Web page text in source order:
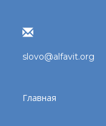
slovo@alfavit.org
Главная